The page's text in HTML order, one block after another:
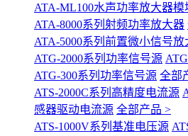
ATA-ML100水声功率放大器模
ATA-8000系列射频功率放大器
ATA-5000系列前置微小信号放
ATG-2000系列功率信号源
ATG-300系列功率信号源 全部
ATS-2000C系列高精度电流源
感器驱动电流源 全部产品 >
ATS-1000V系列基准电压源